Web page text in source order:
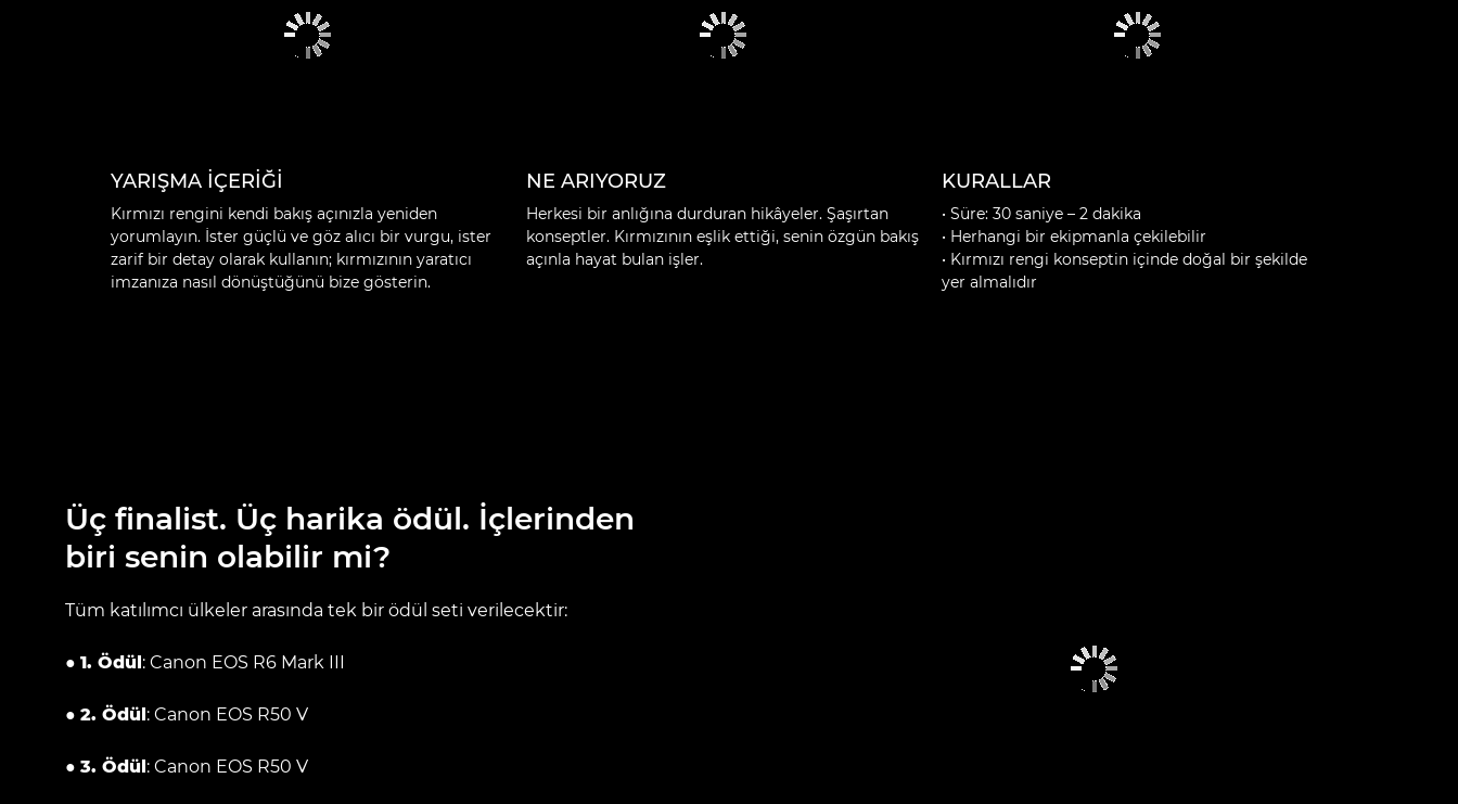
YARIŞMA İÇERİĞİ
Kırmızı rengini kendi bakış açınızla yeniden
yorumlayın. İster güçlü ve göz alıcı bir vurgu, ister
zarif bir detay olarak kullanın; kırmızının yaratıcı
imzanıza nasıl dönüştüğünü bize gösterin.
NE ARIYORUZ
Herkesi bir anlığına durduran hikâyeler. Şaşırtan
konseptler. Kırmızının eşlik ettiği, senin özgün bakış
açınla hayat bulan işler.
KURALLAR
• Süre: 30 saniye – 2 dakika
• Herhangi bir ekipmanla çekilebilir
• Kırmızı rengi konseptin içinde doğal bir şekilde
yer almalıdır
Üç finalist. Üç harika ödül. İçlerinden
biri senin olabilir mi?
Tüm katılımcı ülkeler arasında tek bir ödül seti verilecektir:
● 1. Ödül: Canon EOS R6 Mark III
● 2. Ödül: Canon EOS R50 V
● 3. Ödül: Canon EOS R50 V